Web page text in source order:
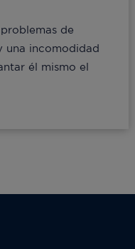
de
una incomodidad
él mismo el